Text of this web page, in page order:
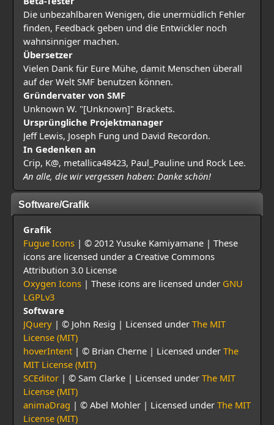
Die unbezahlbaren Wenigen, die unermüdlich Fehler
finden, Feedback geben und die Entwickler noch
wahnsinniger machen.
Übersetzer
Vielen Dank für Eure Mühe, damit Menschen überall
auf der Welt SMF benutzen können.
Gründervater von SMF
Unknown W. "[Unknown]" Brackets.
Ursprüngliche Projektmanager
Jeff Lewis, Joseph Fung und David Recordon.
In Gedenken an
Crip, K@, metallica48423, Paul_Pauline und Rock Lee.
An alle, die wir vergessen haben: Danke schön!
Software/Grafik
Grafik
Fugue Icons | © 2012 Yusuke Kamiyamane | These
icons are licensed under a Creative Commons
Attribution 3.0 License
Oxygen Icons | These icons are licensed under GNU
LGPLv3
Software
JQuery | © John Resig | Licensed under The MIT
License (MIT)
hoverIntent | © Brian Cherne | Licensed under The
MIT License (MIT)
SCEditor | © Sam Clarke | Licensed under The MIT
License (MIT)
animaDrag | © Abel Mohler | Licensed under The MIT
License (MIT)